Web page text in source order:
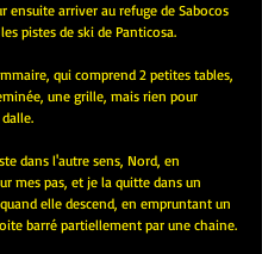
ensuite arriver au refuge de Sabocos
pistes de ski de Panticosa.
qui comprend 2 petites tables,
une grille, mais rien pour
dans l'autre sens, Nord, en
mes pas, et je la quitte dans un
elle descend, en empruntant un
barré partiellement par une chaine.